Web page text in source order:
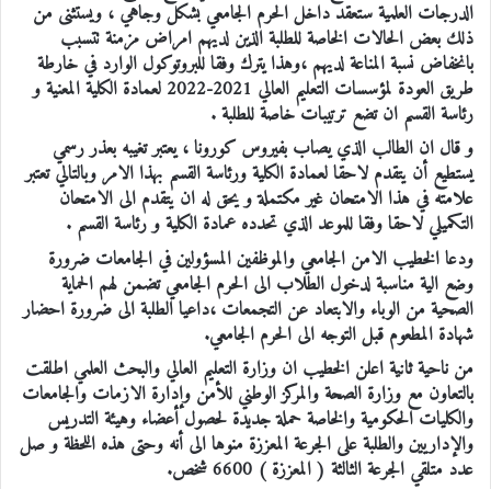
الدرجات العلمية ستعقد داخل الحرم الجامعي بشكل وجاهي ، ويستثنى من
ذلك بعض الحالات الخاصة للطلبة الذين لديهم امراض مزمنة تتسبب
بانخفاض نسبة المناعة لديهم ،وهذا يترك وفقا للبروتوكول الوارد في خارطة
طريق العودة لمؤسسات التعليم العالي 2021-2022 لعمادة الكلية المعنية و
رئاسة القسم ان تضع ترتيبات خاصة للطلبة .
و قال ان الطالب الذي يصاب بفيروس كورونا ، يعتبر تغيبه بعذر رسمي
يستطيع أن يتقدم لاحقا لعمادة الكلية ورئاسة القسم بهذا الامر وبالتالي تعتبر
علامته في هذا الامتحان غير مكتملة و يحق له ان يتقدم الى الامتحان
التكميلي لاحقا وفقا للموعد الذي تحدده عمادة الكلية و رئاسة القسم .
ودعا الخطيب الامن الجامعي والموظفين المسؤولين في الجامعات ضرورة
وضع الية مناسبة لدخول الطلاب الى الحرم الجامعي تضمن لهم الحماية
الصحية من الوباء والابتعاد عن التجمعات ،داعيا الطلبة الى ضرورة احضار
شهادة المطعوم قبل التوجه الى الحرم الجامعي.
من ناحية ثانية اعلن الخطيب ان وزارة التعليم العالي والبحث العلمي اطلقت
بالتعاون مع وزارة الصحة والمركز الوطني للأمن وإدارة الازمات والجامعات
والكليات الحكومية والخاصة حملة جديدة لحصول أعضاء وهيئة التدريس
والإداريين والطلبة على الجرعة المعززة منوها الى أنه وحتى هذه اللحظة و صل
عدد متلقي الجرعة الثالثة ( المعززة ) 6600 شخص.